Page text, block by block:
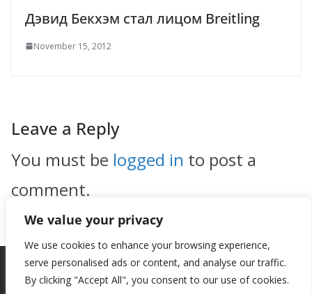
We value your privacy
We use cookies to enhance your browsing experience,
serve personalised ads or content, and analyse our traffic.
By clicking "Accept All", you consent to our use of cookies.
Дэвид Бекхэм стал лицом Breitling
November 15, 2012
Leave a Reply
You must be logged in to post a
comment.